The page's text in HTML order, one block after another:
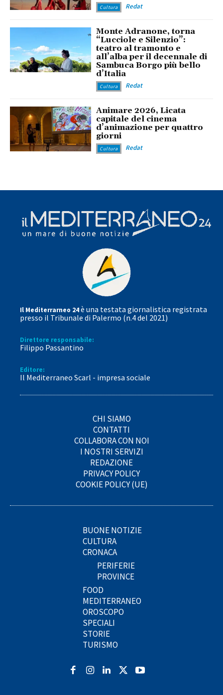
Cultura Redat
Monte Adranone, torna
“Lucciole e Silenzio”:
teatro al tramonto e
all’alba per il decennale di
Sambuca Borgo più bello
d’Italia
Cultura Redat
Animare 2026, Licata
capitale del cinema
d’animazione per quattro
giorni
Cultura Redat
Il Mediterrarneo 24è una testata giornalistica registrata
presso il Tribunale di Palermo (n.4 del 2021)
Direttore responsabile:
Filippo Passantino
Editore:
Il Mediterraneo Scarl - impresa sociale
CHI SIAMO
CONTATTI
COLLABORA CON NOI
I NOSTRI SERVIZI
REDAZIONE
PRIVACY POLICY
COOKIE POLICY (UE)
BUONE NOTIZIE
CULTURA
CRONACA
PERIFERIE
PROVINCE
FOOD
MEDITERRANEO
OROSCOPO
SPECIALI
STORIE
TURISMO